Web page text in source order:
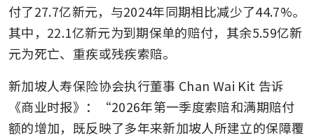
付了27.7亿新元，与2024年同期相比减少了44.7%。
其中，22.1亿新元为到期保单的赔付，其余5.59亿新
元为死亡、重疾或残疾索赔。
新加坡人寿保险协会执行董事 Chan Wai Kit 告诉
《商业时报》：“2026年第一季度索赔和满期赔付
额的增加，既反映了多年来新加坡人所建立的保障覆